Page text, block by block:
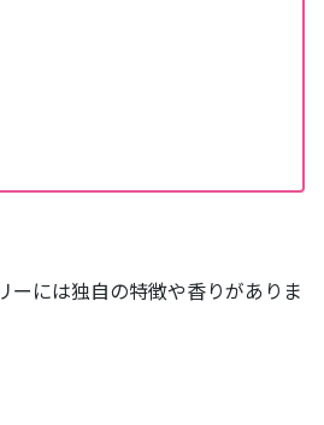
ーには独自の特徴や香りがありま